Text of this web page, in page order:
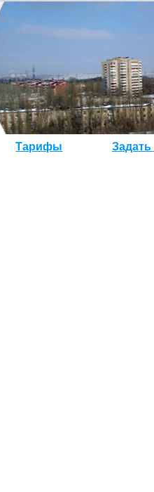
Тарифы